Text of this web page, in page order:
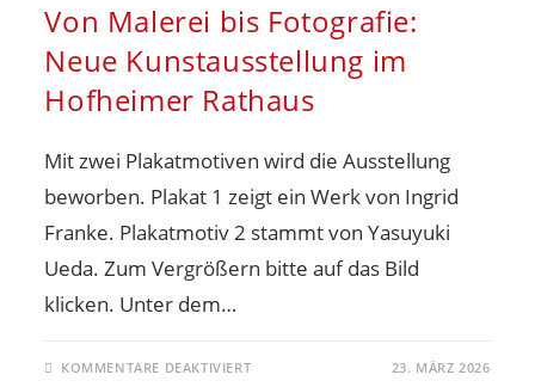
Von Malerei bis Fotografie:
Neue Kunstausstellung im
Hofheimer Rathaus
Mit zwei Plakatmotiven wird die Ausstellung
beworben. Plakat 1 zeigt ein Werk von Ingrid
Franke. Plakatmotiv 2 stammt von Yasuyuki
Ueda. Zum Vergrößern bitte auf das Bild
klicken. Unter dem…
KOMMENTARE DEAKTIVIERT 23. MÄRZ 2026